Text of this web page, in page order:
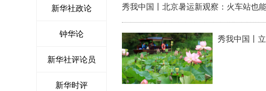
新华社政论
钟华论
新华社评论员
新华时评
秀我中国丨北京暑运新观察：火车站也
秀我中国丨